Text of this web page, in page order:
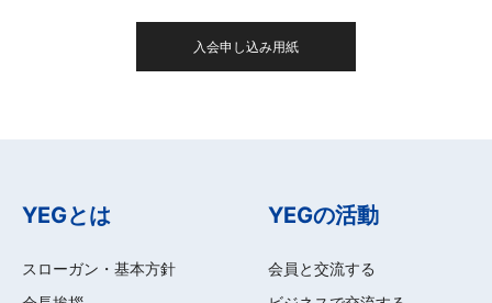
入会申し込み用紙
YEGとは
スローガン・基本方針
YEGの活動
会員と交流する